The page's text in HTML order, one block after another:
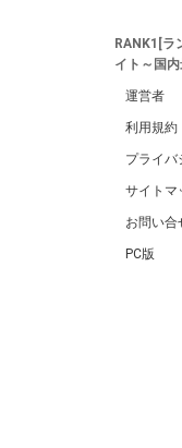
RANK1[ラ
イト～国
運営者
利用規約
プライバ
サイトマ
お問い合
PC版